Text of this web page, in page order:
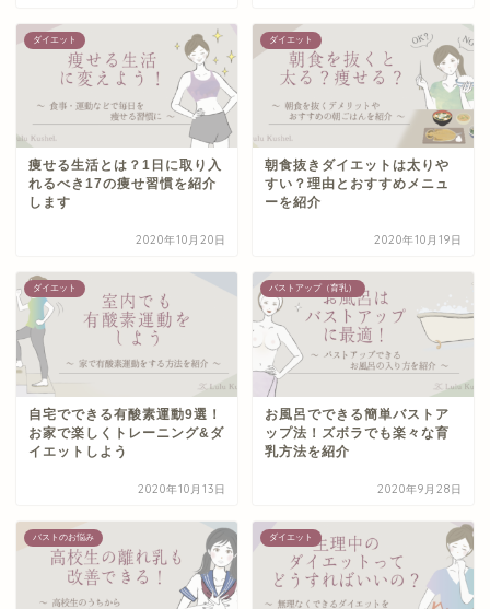
ダイエット
痩せる生活とは？1日に取り入
れるべき17の痩せ習慣を紹介
します
2020年10月20日
ダイエット
朝食抜きダイエットは太りや
すい？理由とおすすめメニュ
ーを紹介
2020年10月19日
ダイエット
自宅でできる有酸素運動9選！
お家で楽しくトレーニング&ダ
イエットしよう
2020年10月13日
バストアップ（育乳）
お風呂でできる簡単バストア
ップ法！ズボラでも楽々な育
乳方法を紹介
2020年9月28日
バストのお悩み ダイエット